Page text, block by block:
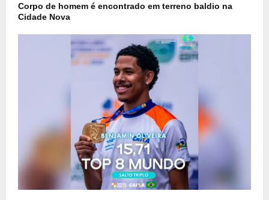
Corpo de homem é encontrado em terreno baldio na
Cidade Nova